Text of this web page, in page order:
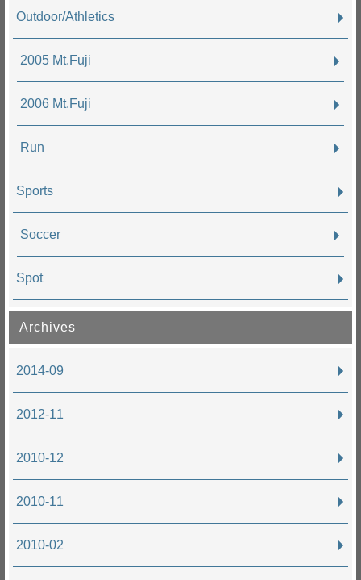
Outdoor/Athletics
2005 Mt.Fuji
2006 Mt.Fuji
Run
Sports
Soccer
Spot
Archives
2014-09
2012-11
2010-12
2010-11
2010-02